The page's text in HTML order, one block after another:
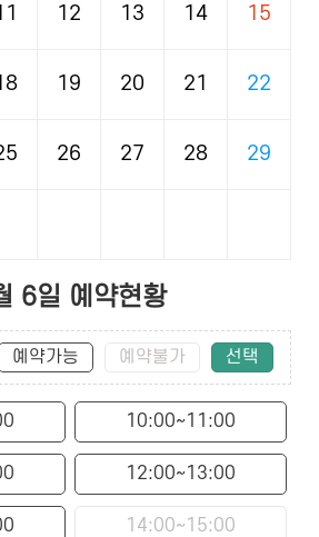
12 13 14 15
19 20 21 22
26 27 28 29
6일 예약현황
예약가능 예약불가 선택
10:00~11:00
12:00~13:00
14:00~15:00